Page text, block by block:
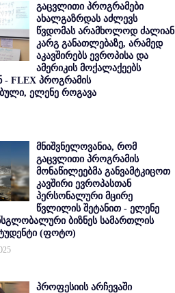
გაცვლითი პროგრამები
ახალგაზრდას აძლევს
წვდომას არამხოლოდ ძალიან
კარგ განათლებაზე, არამედ
აკავშირებს ევროპისა და
ამერიკის მოქალაქეებს
- FLEX პროგრამის
ელენე როგავა
მნიშვნელოვანია, რომ
გაცვლითი პროგრამის
მონაწილეებმა განვამტკიცოთ
კავშირი ევროპასთან
პერსონალური მცირე
წვლილის შეტანით - ელენე
ბიზნეს სამართლის
(ფოტო)
პროფესიის არჩევაში